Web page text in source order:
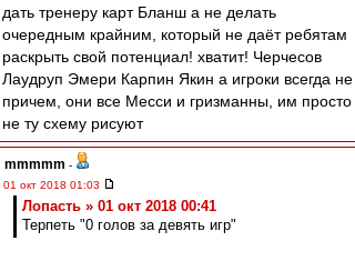
дать тренеру карт Бланш а не делать
очередным крайним, который не даёт ребятам
раскрыть свой потенциал! хватит! Черчесов
Лаудруп Эмери Карпин Якин а игроки всегда не
причем, они все Месси и гризманны, им просто
не ту схему рисуют
mmmmm -
01 окт 2018 01:03
Лопасть » 01 окт 2018 00:41
Терпеть "0 голов за девять игр"